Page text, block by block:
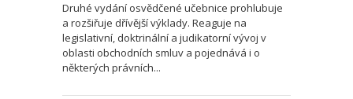
Druhé vydání osvědčené učebnice prohlubuje
a rozšiřuje dřívější výklady. Reaguje na
legislativní, doktrinální a judikatorní vývoj v
oblasti obchodních smluv a pojednává i o
některých právních...